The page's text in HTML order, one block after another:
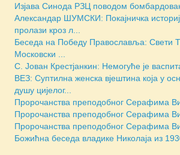
Изјава Синода РЗЦ поводом
Александар ШУМСКИ: Покајничка
пролази кроз л...
Беседа на Победу Православља: Свети
Московски ...
С. Јован Крестјанкин: Немогуће је
ВЕЗ: Суптилна женска вјештина која у
душу цијелог...
Пророчанства преподобног Серафима
Пророчанства преподобног Серафима
Пророчанства преподобног Серафима
Божићна беседа владике Николаја из